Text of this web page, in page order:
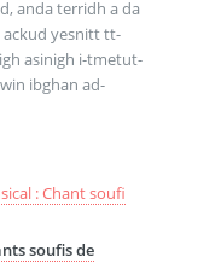
anda terridh a da
yesnitt tt-
asinigh i-tmetut-
ibghan ad-
: Chant soufi
soufis de